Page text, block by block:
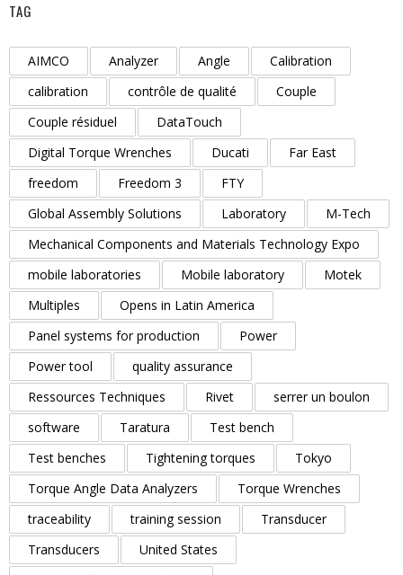
TAG
AIMCO Analyzer Angle
Calibration
calibration
contrôle de qualité
Couple
Couple résiduel
DataTouch
Digital Torque Wrenches
Ducati
Far East
freedom
Freedom 3
FTY
Global Assembly Solutions
Laboratory
M-Tech
Mechanical Components and Materials Technology Expo
mobile laboratories
Mobile laboratory
Motek
Multiples
Opens in Latin America
Panel systems for production
Power
Power tool
quality assurance
Ressources Techniques
Rivet
serrer un boulon
software
Taratura
Test bench
Test benches
Tightening torques
Tokyo
Torque Angle Data Analyzers
Torque Wrenches
traceability
training session
Transducer
Transducers
United States